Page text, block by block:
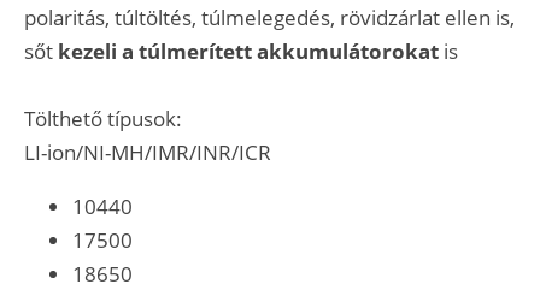
polaritás, túltöltés, túlmelegedés, rövidzárlat ellen is,
sőt kezeli a túlmerített akkumulátorokat is
Tölthető típusok:
LI-ion/NI-MH/IMR/INR/ICR
10440
17500
18650